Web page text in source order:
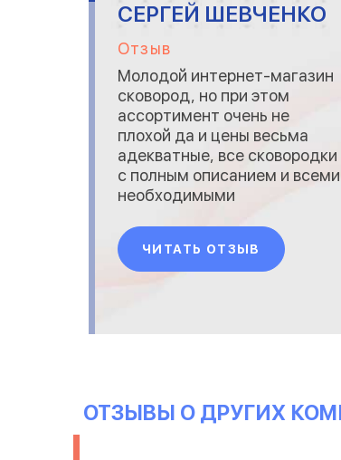
СЕРГЕЙ ШЕВЧЕНКО
Отзыв
Молодой интернет-магазин
сковород, но при этом
ассортимент очень не
плохой да и цены весьма
адекватные, все сковородки
с полным описанием и всеми
необходимыми
поиск и фильтры на сайте.
Доставка в течении 3-х дней
на Новую Почту. Оплата
ЧИТАТЬ ОТЗЫВ
ОТЗЫВЫ О ДРУГИХ